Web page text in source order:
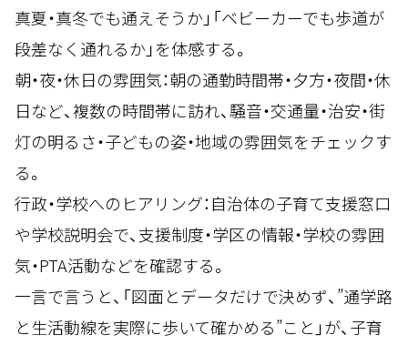
真夏・真冬でも通えそうか」「ベビーカーでも歩道が
段差なく通れるか」を体感する。
朝・夜・休日の雰囲気：朝の通勤時間帯・夕方・夜間・休
日など、複数の時間帯に訪れ、騒音・交通量・治安・街
灯の明るさ・子どもの姿・地域の雰囲気をチェックす
る。
行政・学校へのヒアリング：自治体の子育て支援窓口
や学校説明会で、支援制度・学区の情報・学校の雰囲
気・PTA活動などを確認する。
一言で言うと、「図面とデータだけで決めず、”通学路
と生活動線を実際に歩いて確かめる”こと」が、子育